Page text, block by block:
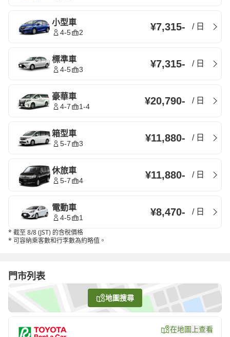
小型車
4-5 2 ¥7,315- / 日
標準車
4-5 3 ¥7,315- / 日
豪華車
4-7 1-4 ¥20,790- / 日
箱型車
5-7 3 ¥11,880- / 日
休旅車
5-7 4 ¥11,880- / 日
電動車
4-5 1 ¥8,470- / 日
* 截至 8/8 (JST) 的含稅價格
* 可容納乘客數和行李數為約略值。
門市列表
地圖搜尋
在地圖上查看